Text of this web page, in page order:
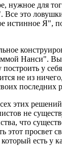
нужное для
это
истинное Я",
Нанси".
у
не из
последних
этих
не
что
просвет
есть у